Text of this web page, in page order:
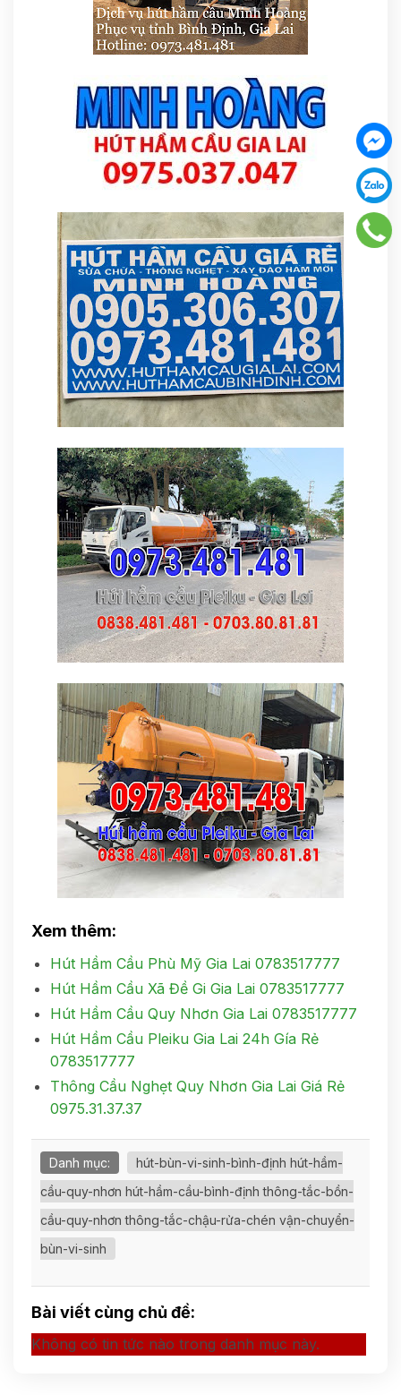
Xem thêm:
Hút Hầm Cầu Phù Mỹ Gia Lai 0783517777
Hút Hầm Cầu Xã Đề Gi Gia Lai 0783517777
Hút Hầm Cầu Quy Nhơn Gia Lai 0783517777
Hút Hầm Cầu Pleiku Gia Lai 24h Gía Rẻ
0783517777
Thông Cầu Nghẹt Quy Nhơn Gia Lai Giá Rẻ
0975.31.37.37
Danh mục:
hút-bùn-vi-sinh-bình-định hút-hầm-
cầu-quy-nhơn hút-hầm-cầu-bình-định thông-tắc-bồn-
cầu-quy-nhơn thông-tắc-chậu-rửa-chén vận-chuyển-
bùn-vi-sinh
Bài viết cùng chủ đề:
Không có tin tức nào trong danh mục này.